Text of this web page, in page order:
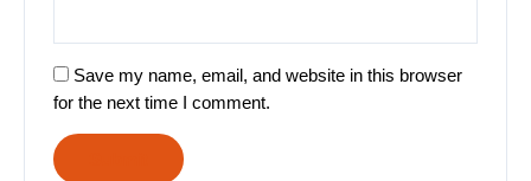
Save my name, email, and website in this browser
for the next time I comment.